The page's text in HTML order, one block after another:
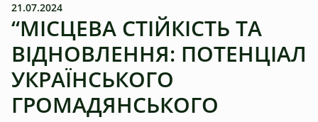
21.07.2024
“МІСЦЕВА СТІЙКІСТЬ ТА
ВІДНОВЛЕННЯ: ПОТЕНЦІАЛ
УКРАЇНСЬКОГО
ГРОМАДЯНСЬКОГО